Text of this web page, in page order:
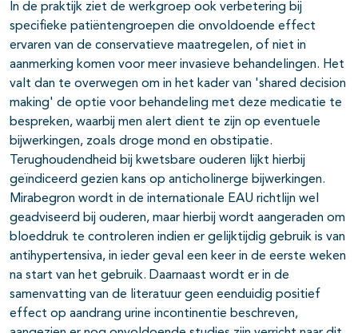
In de praktijk ziet de werkgroep ook verbetering bij
specifieke patiëntengroepen die onvoldoende effect
ervaren van de conservatieve maatregelen, of niet in
aanmerking komen voor meer invasieve behandelingen. Het
valt dan te overwegen om in het kader van 'shared decision
making' de optie voor behandeling met deze medicatie te
bespreken, waarbij men alert dient te zijn op eventuele
bijwerkingen, zoals droge mond en obstipatie.
Terughoudendheid bij kwetsbare ouderen lijkt hierbij
geïndiceerd gezien kans op anticholinerge bijwerkingen.
Mirabegron wordt in de internationale EAU richtlijn wel
geadviseerd bij ouderen, maar hierbij wordt aangeraden om
bloeddruk te controleren indien er gelijktijdig gebruik is van
antihypertensiva, in ieder geval een keer in de eerste weken
na start van het gebruik. Daarnaast wordt er in de
samenvatting van de literatuur geen eenduidig positief
effect op aandrang urine incontinentie beschreven,